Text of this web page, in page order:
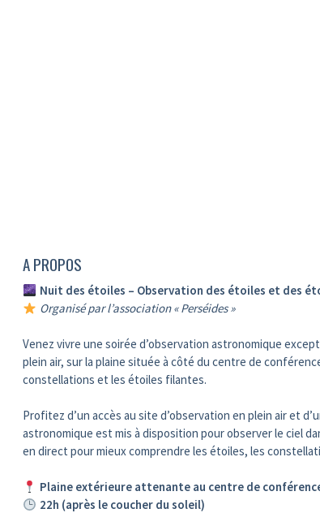
A PROPOS
Nuit des étoiles – Observation des étoiles et des
Organisé par l’association « Perséides »
Venez vivre une soirée d’observation astronomique
plein air, sur la plaine située à côté du centre de
constellations et les étoiles filantes.
Profitez d’un accès au site d’observation en plein air et
astronomique est mis à disposition pour observer le ciel
en direct pour mieux comprendre les étoiles, les
Plaine extérieure attenante au centre de
22h (après le coucher du soleil)